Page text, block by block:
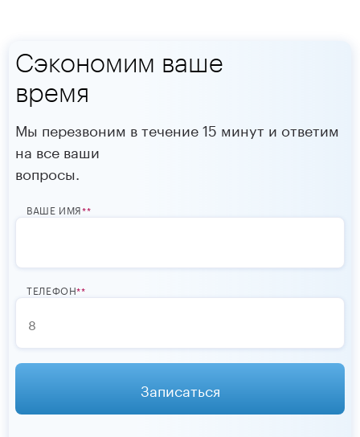
Сэкономим ваше
время
Мы перезвоним в течение 15 минут и ответим
на все ваши
вопросы.
ВАШЕ ИМЯ*
ТЕЛЕФОН*
Записаться